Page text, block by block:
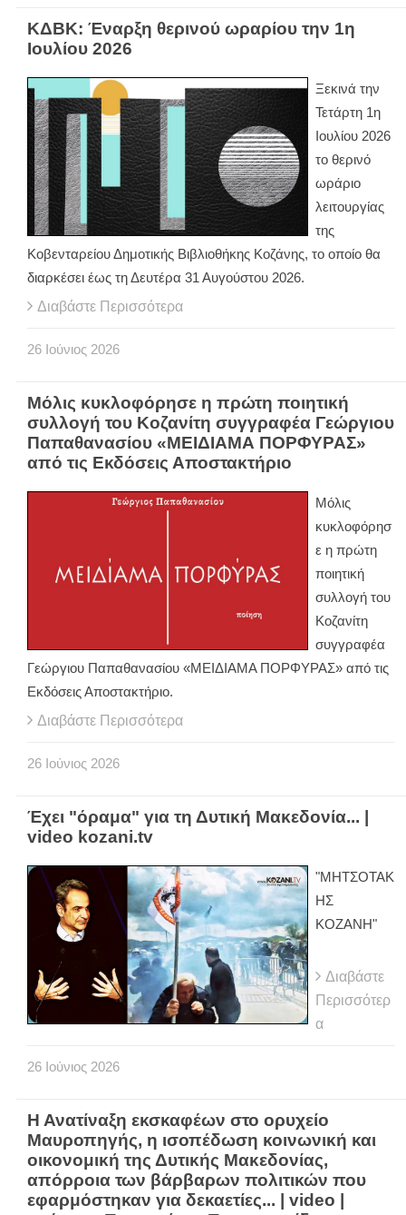
ΚΔΒΚ: Έναρξη θερινού ωραρίου την 1η
Ιουλίου 2026
Ξεκινά την
Τετάρτη 1η
Ιουλίου 2026
το θερινό
ωράριο
λειτουργίας
της
Κοβενταρείου Δημοτικής Βιβλιοθήκης Κοζάνης, το οποίο θα
διαρκέσει έως τη Δευτέρα 31 Αυγούστου 2026.
Διαβάστε Περισσότερα
26 Ιούνιος 2026
Μόλις κυκλοφόρησε η πρώτη ποιητική
συλλογή του Κοζανίτη συγγραφέα Γεώργιου
Παπαθανασίου «ΜΕΙΔΙΑΜΑ ΠΟΡΦΥΡΑΣ»
από τις Εκδόσεις Αποστακτήριο
Μόλις
κυκλοφόρησ
ε η πρώτη
ποιητική
συλλογή του
Κοζανίτη
συγγραφέα
Γεώργιου Παπαθανασίου «ΜΕΙΔΙΑΜΑ ΠΟΡΦΥΡΑΣ» από τις
Εκδόσεις Αποστακτήριο.
Διαβάστε Περισσότερα
26 Ιούνιος 2026
Έχει "όραμα" για τη Δυτική Μακεδονία... |
video kozani.tv
"ΜΗΤΣΟΤΑΚ
ΗΣ
ΚΟΖΑΝΗ"
Διαβάστε
Περισσότερ
α
26 Ιούνιος 2026
Η Ανατίναξη εκσκαφέων στο ορυχείο
Μαυροπηγής, η ισοπέδωση κοινωνική και
οικονομική της Δυτικής Μακεδονίας,
απόρροια των βάρβαρων πολιτικών που
εφαρμόστηκαν για δεκαετίες... | video |